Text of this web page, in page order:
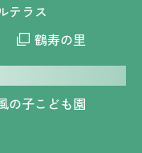
テラス
鶴寿の里
の子こども園